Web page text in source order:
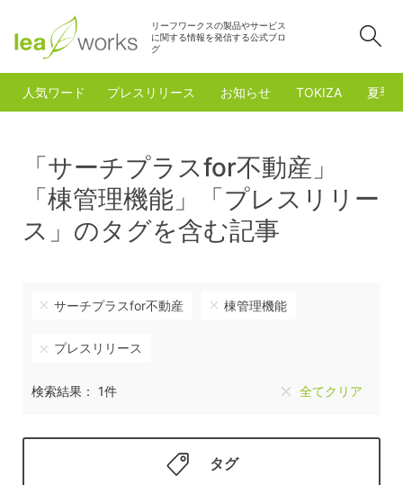
リーフワークスの製品やサービス
に関する情報を発信する公式ブロ
グ
人気ワード プレスリリース お知らせ TOKIZA 夏季
「サーチプラスfor不動産」
「棟管理機能」「プレスリリー
ス」のタグを含む記事
サーチプラスfor不動産 棟管理機能
プレスリリース
検索結果： 1件 全てクリア
タグ